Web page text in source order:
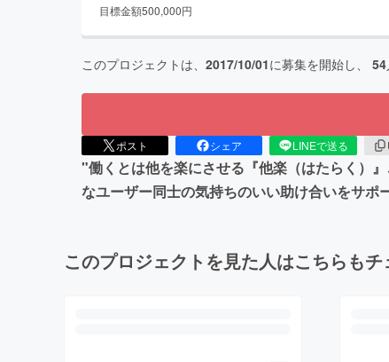
目標金額500,000円
このプロジェクトは、 2017/10/01に募集を開始し、 54
ポスト シェア LINEで送る
"働くとは他を楽にさせる『他楽（はたらく）
なユーザー同士の気持ちのいい助け合いをサポ
このプロジェクトを見た人はこちらも